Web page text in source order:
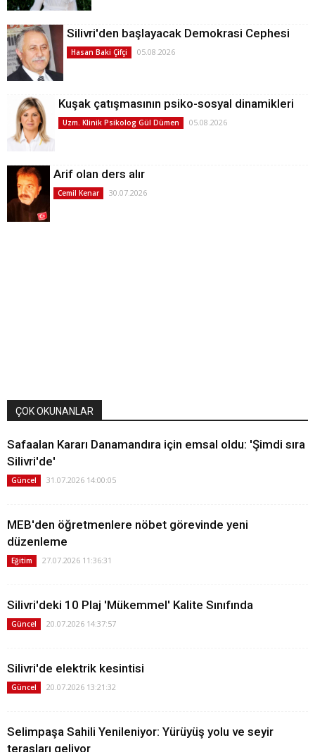
Silivri'den başlayacak Demokrasi Cephesi
Hasan Baki Çifçi 05.08.2026
Kuşak çatışmasının psiko-sosyal dinamikleri
Uzm. Klinik Psikolog Gül Dümen 05.08.2026
Arif olan ders alır
Cemil Kenar 30.07.2026
ÇOK OKUNANLAR
Safaalan Kararı Danamandıra için emsal oldu: 'Şimdi sıra
Silivri'de'
Güncel 31.07.2026 14:00:05
MEB'den öğretmenlere nöbet görevinde yeni
düzenleme
Eğitim 27.07.2026 11:36:31
Silivri'deki 10 Plaj 'Mükemmel' Kalite Sınıfında
Güncel 20.07.2026 14:37:57
Silivri'de elektrik kesintisi
Güncel 20.07.2026 13:21:32
Selimpaşa Sahili Yenileniyor: Yürüyüş yolu ve seyir
terasları geliyor